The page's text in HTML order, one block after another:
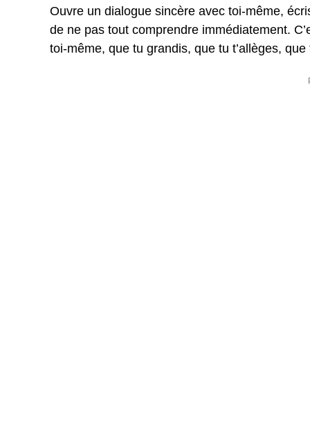
Ouvre un dialogue sincère avec toi-même,
de ne pas tout comprendre immédiatement.
toi-même, que tu grandis, que tu t’allèges,